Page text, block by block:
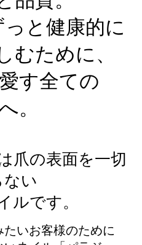
と健康的に
むために、
す全ての
。
爪の表面を一切
ない
ルです。
いお客様のために